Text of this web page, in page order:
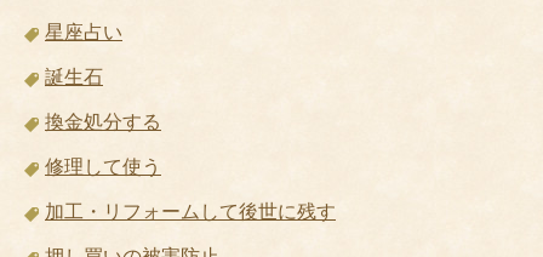
星座占い
誕生石
換金処分する
修理して使う
加工・リフォームして後世に残す